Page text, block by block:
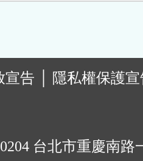
宣告
隱私權保護
台北市重慶南路